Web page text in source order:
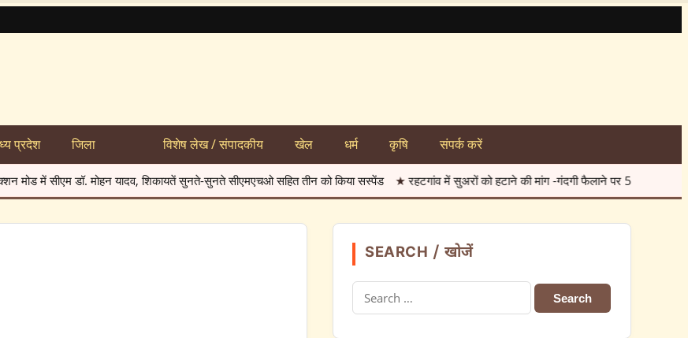
प्रदेश जिला विशेष लेख / संपादकीय खेल धर्म कृषि संपर्क करें
को हटाने की मांग -गंदगी फैलाने पर 500 रुपये जुर्माने की चेतावनी फोटो-01 अनोखा तीर, रहटगांव। फसलों को नुकसान एवं गंदगी की समस्या पर रोक लगाने के लिए
SEARCH / खोजें
Search
for: